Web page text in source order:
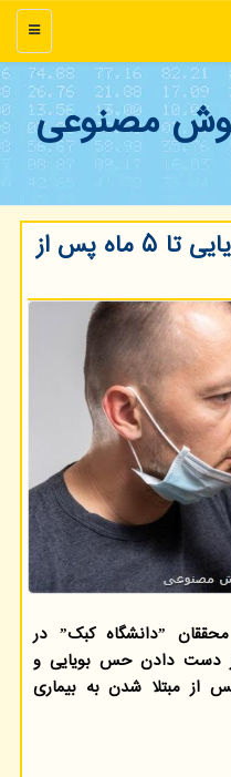
منو
مصنوعی
فقدان حس چشایی و بویایی تا ۵ ماه پس از
به گزارش گروه هوش مصنوعی محققان ˮدانشگاه کبکˮ در
از دست دادن حس بویایی و
از مبتلا شدن به بیماری